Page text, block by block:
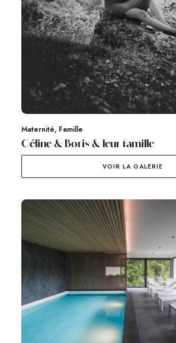
Maternité, Famille
Céline & Boris & leur famille
VOIR LA GALERIE